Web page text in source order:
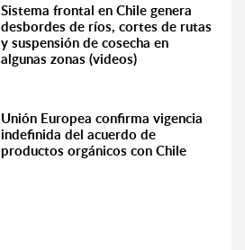
Sistema frontal en Chile genera
desbordes de ríos, cortes de rutas
y suspensión de cosecha en
algunas zonas (videos)
Unión Europea confirma vigencia
indefinida del acuerdo de
productos orgánicos con Chile